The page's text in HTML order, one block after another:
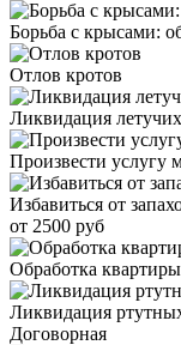
Борьба с крысами:
Отлов кротов
Ликвидация
Произвести услугу
Избавиться от
от 2500 руб
Обработка
Ликвидация
Договорная